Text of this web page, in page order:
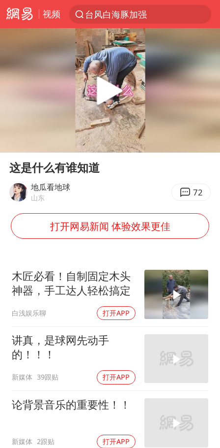
视频
台风白海豚加强
我国货物贸易进出口超30万亿元
向鹏0-3不敌张本智和
泉州市委书记张毅恭被查
国防部回应日本试射“战斧”导弹
“立秋的第一杯奶茶”又爆单了
泰国枪击案凶手先杀祖父母后行凶
宇树科技中一签需缴款7.54万元
山东潍坊发布大风黄色预警
中国乒协加强青少年赛事赛风赛纪管理
公司“上四休三”但要降薪1000元
Play
这是什么有谁知道
地瓜看地球
山东 72
打开网易新闻 体验效果更佳
木匠必看！自制固定木头
神器，手工达人轻松搞定
白浅娱乐聊 打开APP
讲真，是球网先动手
的！！！
新媒体 39跟贴 打开APP
论背景音乐的重要性！！
新媒体 2跟贴 打开APP